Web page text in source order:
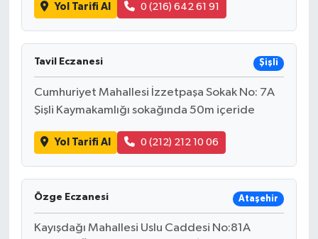
Yol Tarifi Al 0 (216) 642 61 91
Tavil Eczanesi Şişli
Cumhuriyet Mahallesi İzzetpaşa Sokak No: 7A
Şişli Kaymakamlığı sokağında 50m içeride
Yol Tarifi Al 0 (212) 212 10 06
Özge Eczanesi Ataşehir
Kayışdağı Mahallesi Uslu Caddesi No:81A